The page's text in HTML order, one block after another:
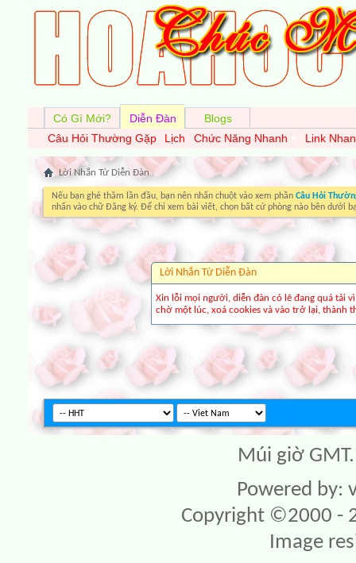
Có Gì Mới?
Diễn Đàn
Câu Hỏi Thường Gặp
Lịch Chức Năng Nhanh Link
Blogs
Lời Nhắn Từ Diễn Ðàn
Nếu bạn ghé thăm lần đầu, bạn nên nhấn chuột vào xem phần Câu Hỏi
nhấn vào chữ Đăng ký. Để chỉ xem bài viết, chọn bất cứ phòng nào bên dưới
Lời Nhắn Từ Diễn Ðàn
Xin lỗi mọi người, diễn đàn có lẽ đang quá tải
chờ một lúc, xoá cookies và vào trở lại, thành
Múi giờ
Powered by:
Copyright ©2000 -
Image